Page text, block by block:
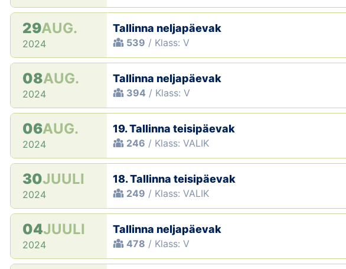
29AUG.
2024
Tallinna neljapäevak
539 / Klass: V
08AUG.
2024
Tallinna neljapäevak
394 / Klass: V
06AUG.
2024
19. Tallinna teisipäevak
246 / Klass: VALIK
30JUULI
2024
18. Tallinna teisipäevak
249 / Klass: VALIK
04JUULI
2024
Tallinna neljapäevak
478 / Klass: V